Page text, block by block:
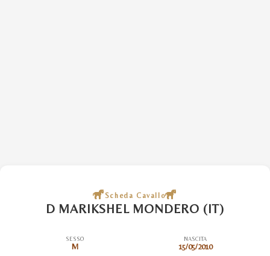
Scheda Cavallo
D MARIKSHEL MONDERO (IT)
SESSO
M
NASCITA
15/05/2010